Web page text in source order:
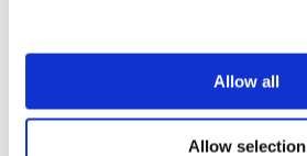
Allow all
Allow selection
Наша спецпропозиція
Без піджанру